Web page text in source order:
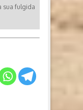
sua fulgida